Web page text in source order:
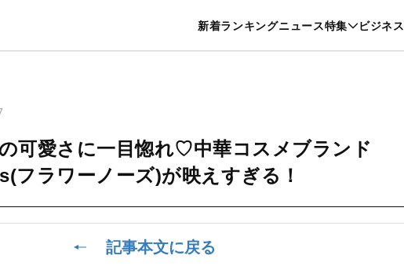
新着ランキングニュース特集 ビジネス
暮らし スポーツ ヘルスケア 美容
可愛さに一目惚れ♡中華コスメブランド
フラワーノーズ)が映えすぎる！
記事本文に戻る